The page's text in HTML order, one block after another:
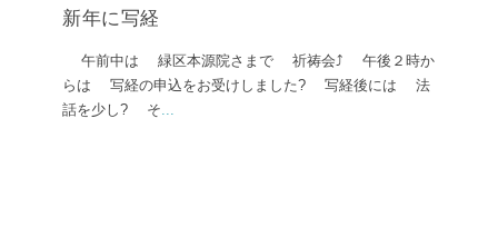
新年に写経
午前中は 緑区本源院さまで 祈祷会⤴ 午後２時か
らは 写経の申込をお受けしました? 写経後には 法
話を少し? そ...